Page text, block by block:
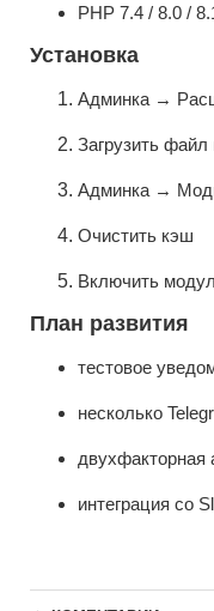
PHP 7.4 / 8.0 /
Установка
Админка →
Загрузить
Админка →
Очистить кэш
Включить
План развития
тестовое
несколько
двухфакторная
интеграция со